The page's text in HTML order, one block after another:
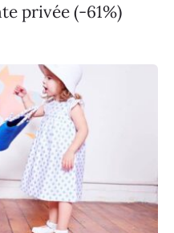
privée (-61%)